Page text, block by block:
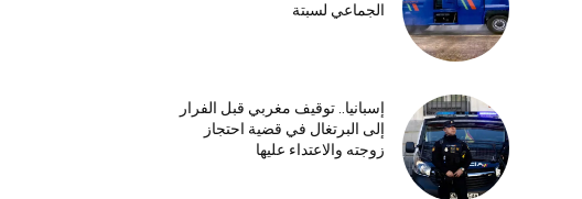
الجماعي لسبتة
إسبانيا.. توقيف مغربي قبل الفرار
إلى البرتغال في قضية احتجاز
زوجته والاعتداء عليها